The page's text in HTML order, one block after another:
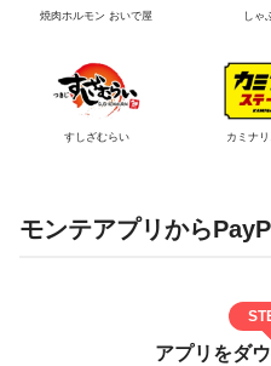
焼肉ホルモン おいで屋 しゃ
すしざむらい カミナ
モンテアプリから
アプリをダ